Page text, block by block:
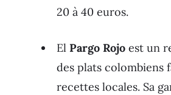
20 à 40 euros.
El Pargo Rojo est un
des plats colombiens
recettes locales. Sa